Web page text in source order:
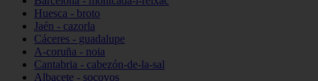
Huesca - broto
Jaén - cazorla
Cáceres - guadalupe
A-coruña - noia
Cantabria - cabezón-de-la-sal
Albacete - socovos